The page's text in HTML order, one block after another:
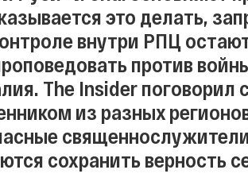
это делать,
внутри РПЦ
против
The Insider поговорил
из разных
сохранить верность